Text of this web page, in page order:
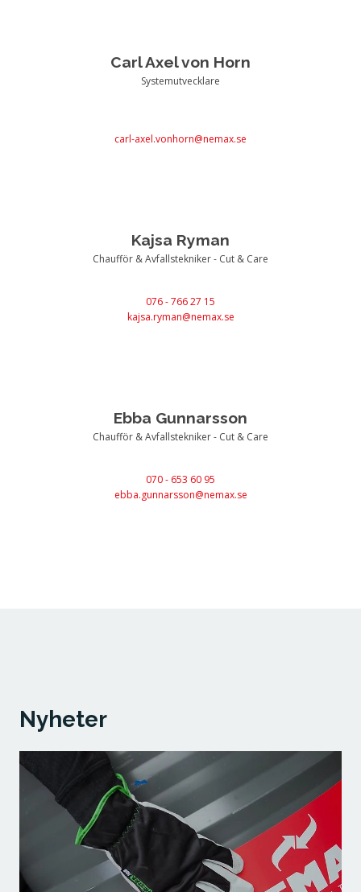
Carl Axel von Horn
Systemutvecklare
carl-axel.vonhorn@nemax.se
Kajsa Ryman
Chaufför & Avfallstekniker - Cut & Care
076 - 766 27 15
kajsa.ryman@nemax.se
Ebba Gunnarsson
Chaufför & Avfallstekniker - Cut & Care
070 - 653 60 95
ebba.gunnarsson@nemax.se
Nyheter